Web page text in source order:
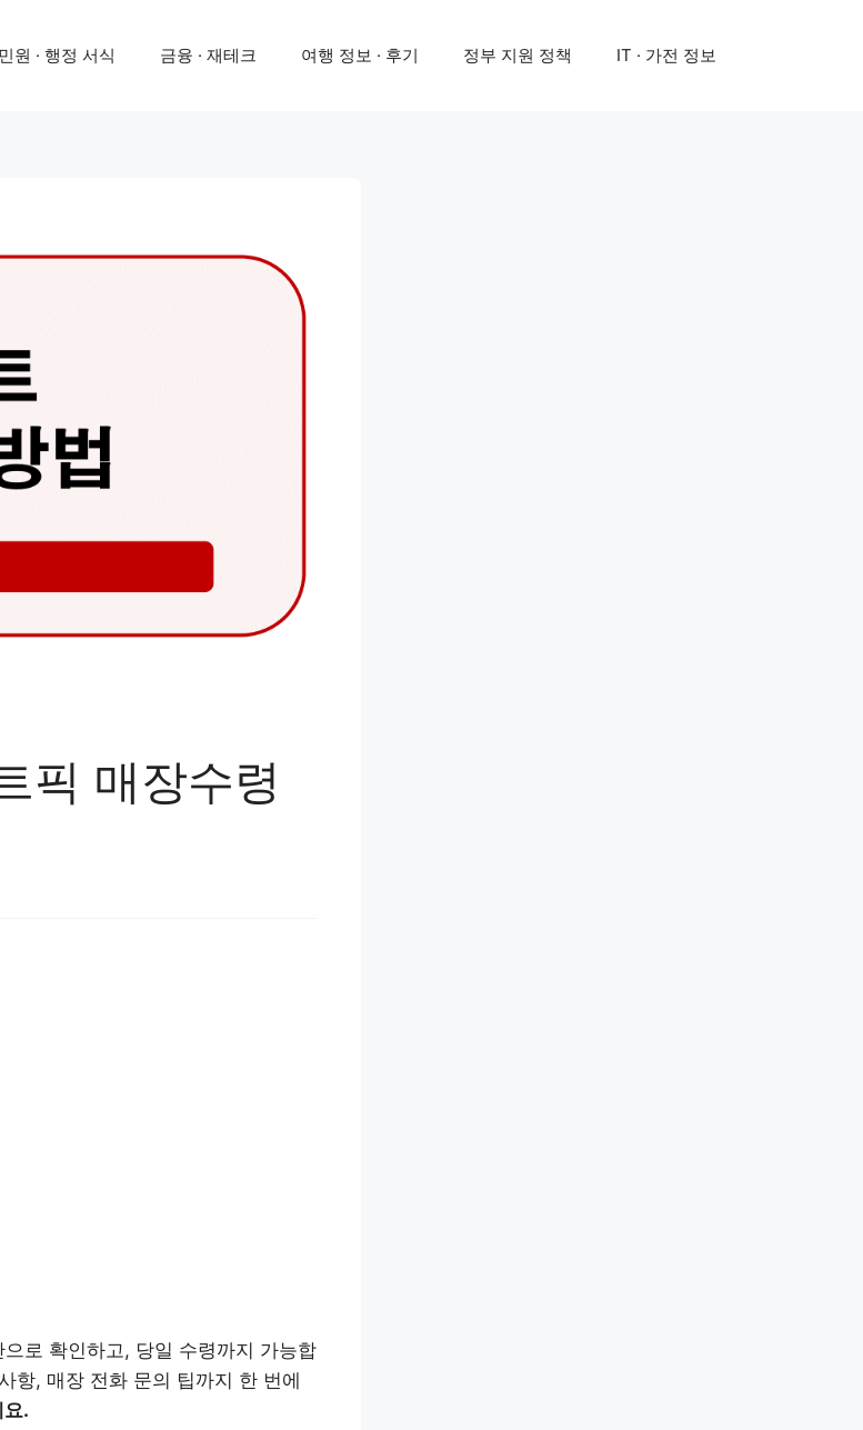
민원 · 행정 서식 금융 · 재테크 여행 정보 · 후기 정부 지원 정책 IT · 가전 정보
픽 매장수령
로 확인하고, 당일 수령까지 가능합
항, 매장 전화 문의 팁까지 한 번에
요.